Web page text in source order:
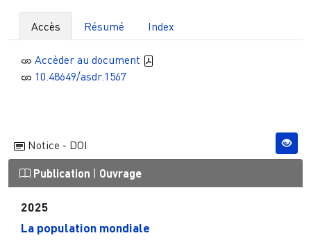
Accès Résumé Index
Accèder au document
10.48649/asdr.1567
Notice - DOI
Publication Ouvrage
2025
La population mondiale